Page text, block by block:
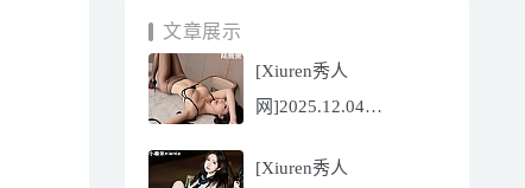
文章展示
[Xiuren秀人
网]2025.12.04
[81P/751.43MB]
[Xiuren秀人